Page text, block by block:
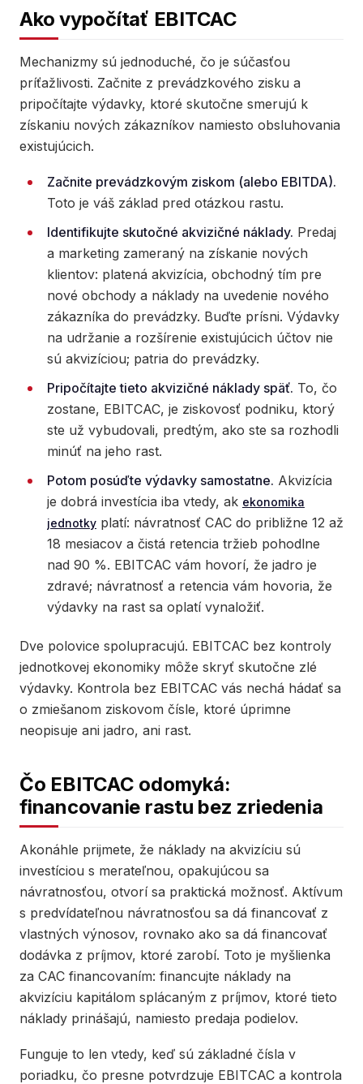
Ako vypočítať EBITCAC
Mechanizmy sú jednoduché, čo je súčasťou
príťažlivosti. Začnite z prevádzkového zisku a
pripočítajte výdavky, ktoré skutočne smerujú k
získaniu nových zákazníkov namiesto obsluhovania
existujúcich.
Začnite prevádzkovým ziskom (alebo EBITDA).
Toto je váš základ pred otázkou rastu.
Identifikujte skutočné akvizičné náklady. Predaj
a marketing zameraný na získanie nových
klientov: platená akvizícia, obchodný tím pre
nové obchody a náklady na uvedenie nového
zákazníka do prevádzky. Buďte prísni. Výdavky
na udržanie a rozšírenie existujúcich účtov nie
sú akvizíciou; patria do prevádzky.
Pripočítajte tieto akvizičné náklady späť. To, čo
zostane, EBITCAC, je ziskovosť podniku, ktorý
ste už vybudovali, predtým, ako ste sa rozhodli
minúť na jeho rast.
Potom posúďte výdavky samostatne. Akvizícia
je dobrá investícia iba vtedy, ak ekonomika
jednotky platí: návratnosť CAC do približne 12 až
18 mesiacov a čistá retencia tržieb pohodlne
nad 90 %. EBITCAC vám hovorí, že jadro je
zdravé; návratnosť a retencia vám hovoria, že
výdavky na rast sa oplatí vynaložiť.
Dve polovice spolupracujú. EBITCAC bez kontroly
jednotkovej ekonomiky môže skryť skutočne zlé
výdavky. Kontrola bez EBITCAC vás nechá hádať sa
o zmiešanom ziskovom čísle, ktoré úprimne
neopisuje ani jadro, ani rast.
Čo EBITCAC odomyká:
financovanie rastu bez zriedenia
Akonáhle prijmete, že náklady na akvizíciu sú
investíciou s merateľnou, opakujúcou sa
návratnosťou, otvorí sa praktická možnosť. Aktívum
s predvídateľnou návratnosťou sa dá financovať z
vlastných výnosov, rovnako ako sa dá financovať
dodávka z príjmov, ktoré zarobí. Toto je myšlienka
za CAC financovaním: financujte náklady na
akvizíciu kapitálom splácaným z príjmov, ktoré tieto
náklady prinášajú, namiesto predaja podielov.
Funguje to len vtedy, keď sú základné čísla v
poriadku, čo presne potvrdzuje EBITCAC a kontrola